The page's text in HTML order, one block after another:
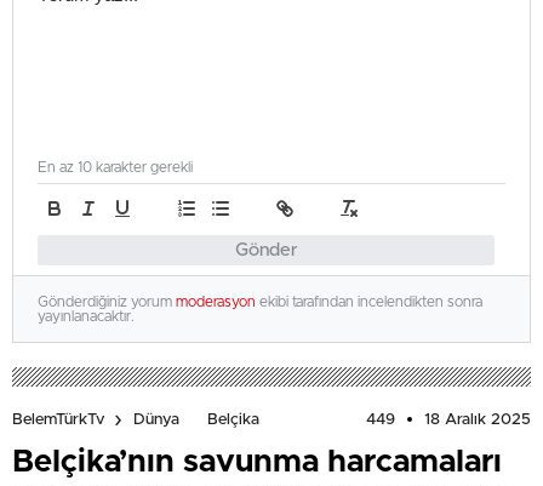
Gönder
En az 10 karakter gerekli
Gönderdiğiniz yorum moderasyon ekibi tarafından incelendikten sonra
yayınlanacaktır.
BelemTürkTv Dünya Belçika 449 18 Aralık 2025
Belçika’nın savunma harcamaları